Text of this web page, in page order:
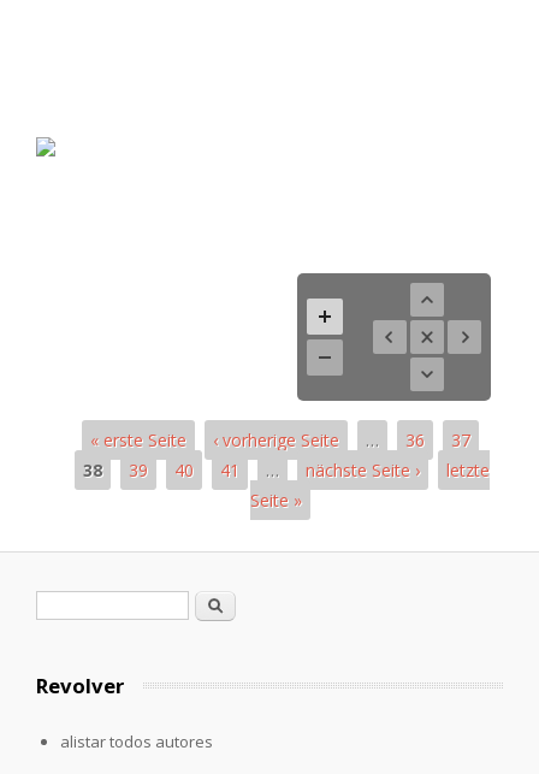
« erste Seite ‹ vorherige Seite … 36
37
38
39 40 41 … nächste Seite ›
letzte
Seite »
Formulario de búsqueda
Buscar
Revolver
alistar todos autores